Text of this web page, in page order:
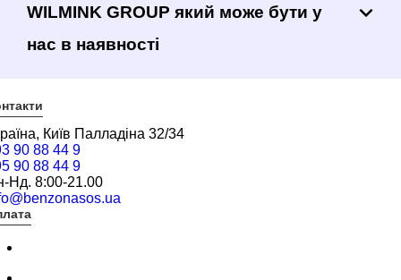
WILMINK GROUP який може бути у
нас в наявності
Київ Палладіна 32/34
90 88 44 9
90 88 44 9
Нд. 8:00-21.00